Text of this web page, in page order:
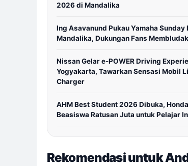
2026 di Mandalika
Ing Asavanund Pukau Yamaha Sunday
Mandalika, Dukungan Fans
Nissan Gelar e-POWER Driving
Yogyakarta, Tawarkan Sensasi Mobil
Charger
AHM Best Student 2026 Dibuka,
Beasiswa Ratusan Juta untuk Pelajar
Rekomendasi untuk